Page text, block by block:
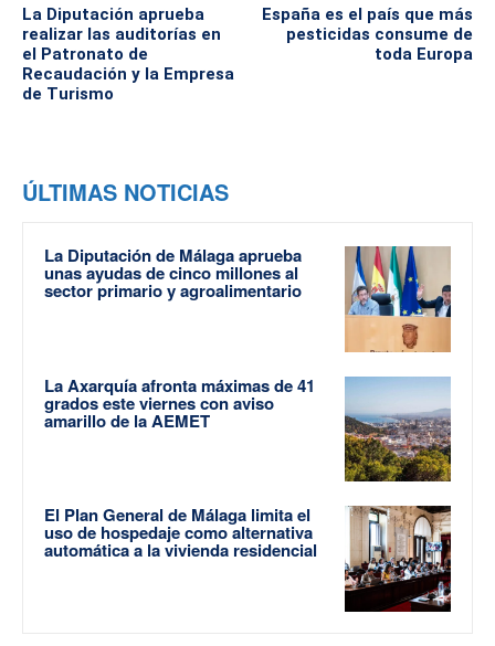
La Diputación aprueba
realizar las auditorías en
el Patronato de
Recaudación y la Empresa
de Turismo
España es el país que más
pesticidas consume de
toda Europa
ÚLTIMAS NOTICIAS
La Diputación de Málaga aprueba
unas ayudas de cinco millones al
sector primario y agroalimentario
La Axarquía afronta máximas de 41
grados este viernes con aviso
amarillo de la AEMET
El Plan General de Málaga limita el
uso de hospedaje como alternativa
automática a la vivienda residencial